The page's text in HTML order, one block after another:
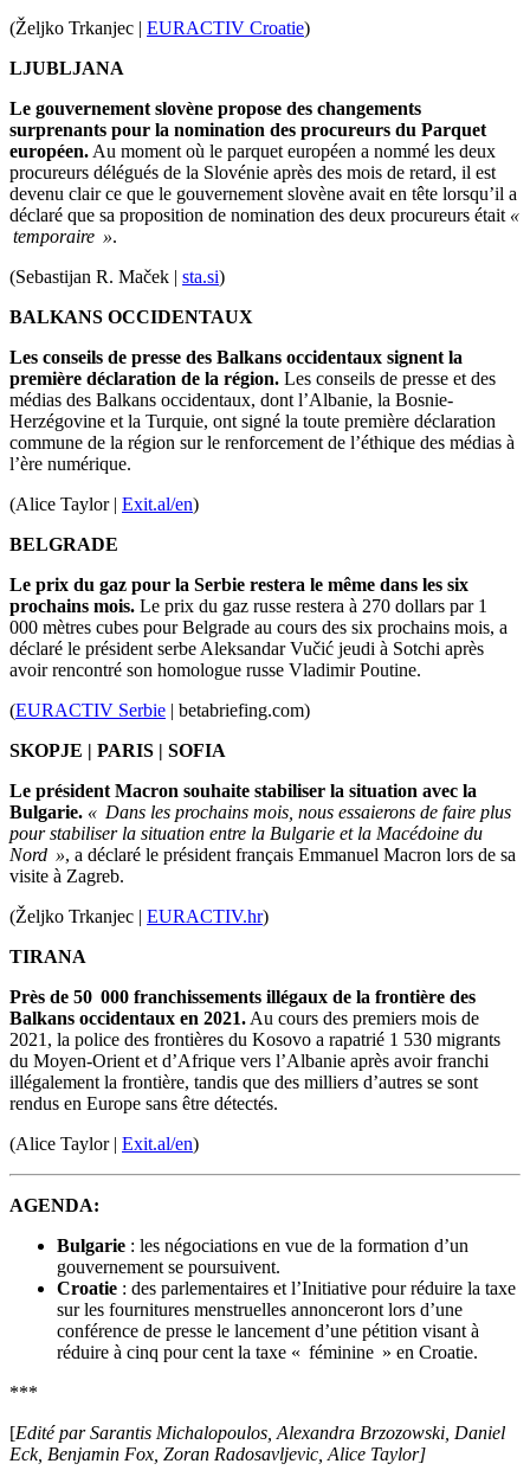
(Željko Trkanjec | EURACTIV Croatie)
LJUBLJANA
Le gouvernement slovène propose des changements
surprenants pour la nomination des procureurs du Parquet
européen. Au moment où le parquet européen a nommé les deux
procureurs délégués de la Slovénie après des mois de retard, il est
devenu clair ce que le gouvernement slovène avait en tête lorsqu’il a
déclaré que sa proposition de nomination des deux procureurs était «
temporaire ».
(Sebastijan R. Maček | sta.si)
BALKANS OCCIDENTAUX
Les conseils de presse des Balkans occidentaux signent la
première déclaration de la région. Les conseils de presse et des
médias des Balkans occidentaux, dont l’Albanie, la Bosnie-
Herzégovine et la Turquie, ont signé la toute première déclaration
commune de la région sur le renforcement de l’éthique des médias à
l’ère numérique.
(Alice Taylor | Exit.al/en)
BELGRADE
Le prix du gaz pour la Serbie restera le même dans les six
prochains mois. Le prix du gaz russe restera à 270 dollars par 1
000 mètres cubes pour Belgrade au cours des six prochains mois, a
déclaré le président serbe Aleksandar Vučić jeudi à Sotchi après
avoir rencontré son homologue russe Vladimir Poutine.
(EURACTIV Serbie | betabriefing.com)
SKOPJE | PARIS | SOFIA
Le président Macron souhaite stabiliser la situation avec la
Bulgarie. « Dans les prochains mois, nous essaierons de faire plus
pour stabiliser la situation entre la Bulgarie et la Macédoine du
Nord », a déclaré le président français Emmanuel Macron lors de sa
visite à Zagreb.
(Željko Trkanjec | EURACTIV.hr)
TIRANA
Près de 50 000 franchissements illégaux de la frontière des
Balkans occidentaux en 2021. Au cours des premiers mois de
2021, la police des frontières du Kosovo a rapatrié 1 530 migrants
du Moyen-Orient et d’Afrique vers l’Albanie après avoir franchi
illégalement la frontière, tandis que des milliers d’autres se sont
rendus en Europe sans être détectés.
(Alice Taylor | Exit.al/en)
AGENDA:
Bulgarie : les négociations en vue de la formation d’un
gouvernement se poursuivent.
Croatie : des parlementaires et l’Initiative pour réduire la taxe
sur les fournitures menstruelles annonceront lors d’une
conférence de presse le lancement d’une pétition visant à
réduire à cinq pour cent la taxe « féminine » en Croatie.
***
[Edité par Sarantis Michalopoulos, Alexandra Brzozowski, Daniel
Eck, Benjamin Fox, Zoran Radosavljevic, Alice Taylor]